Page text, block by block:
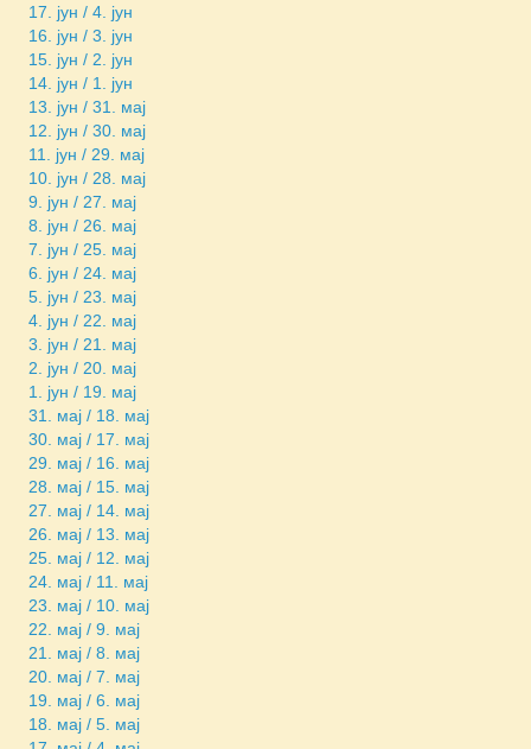
17. јун / 4. јун
16. јун / 3. јун
15. јун / 2. јун
14. јун / 1. јун
13. јун / 31. мај
12. јун / 30. мај
11. јун / 29. мај
10. јун / 28. мај
9. јун / 27. мај
8. јун / 26. мај
7. јун / 25. мај
6. јун / 24. мај
5. јун / 23. мај
4. јун / 22. мај
3. јун / 21. мај
2. јун / 20. мај
1. јун / 19. мај
31. мај / 18. мај
30. мај / 17. мај
29. мај / 16. мај
28. мај / 15. мај
27. мај / 14. мај
26. мај / 13. мај
25. мај / 12. мај
24. мај / 11. мај
23. мај / 10. мај
22. мај / 9. мај
21. мај / 8. мај
20. мај / 7. мај
19. мај / 6. мај
18. мај / 5. мај